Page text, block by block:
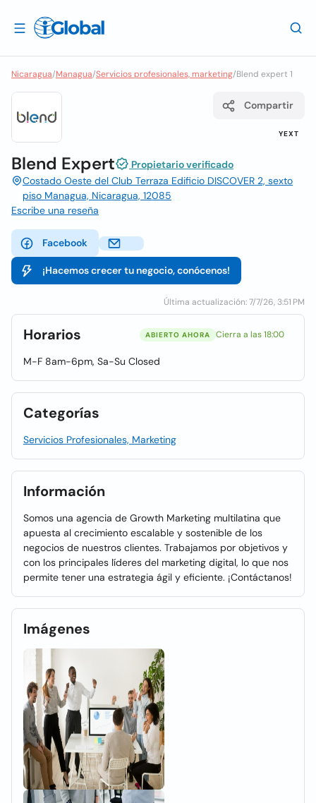
Nicaragua/Managua/Servicios profesionales, marketing/Blend expert 1
YEXT
Compartir
Blend Expert
Propietario verificado
Costado Oeste del Club Terraza Edificio DISCOVER 2, sexto
piso Managua, Nicaragua, 12085
Escribe una reseña
Facebook
¡Hacemos crecer tu negocio, conócenos!
Última actualización: 7/7/26, 3:51 PM
Horarios ABIERTO AHORA Cierra a las 18:00
M-F 8am-6pm, Sa-Su Closed
Categorías
Servicios Profesionales, Marketing
Información
Somos una agencia de Growth Marketing multilatina que
apuesta al crecimiento escalable y sostenible de los
negocios de nuestros clientes. Trabajamos por objetivos y
con los principales líderes del marketing digital, lo que nos
permite tener una estrategia ágil y eficiente. ¡Contáctanos!
Imágenes